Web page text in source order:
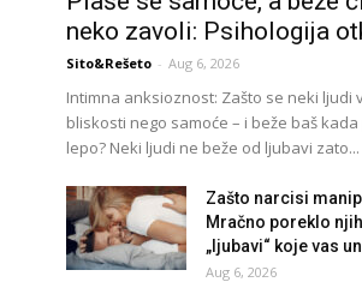
neko zavoli: Psihologija
Sito&Rešeto - Aug 6, 2026
Intimna anksioznost: Zašto se neki ljudi
bliskosti nego samoće – i beže baš
lepo? Neki ljudi ne beže od ljubavi zato...
Zašto narcisi
Mračno poreklo
„ljubavi“ koje vas
Aug 6, 2026